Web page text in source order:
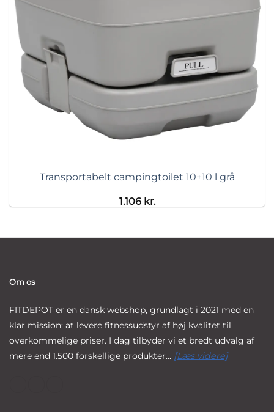
Transportabelt campingtoilet 10+10 l grå
1.106 kr.
Om os
FITDEPOT er en dansk webshop, grundlagt i 2021 med en
klar mission: at levere fitnessudstyr af høj kvalitet til
overkommelige priser. I dag tilbyder vi et bredt udvalg af
mere end 1.500 forskellige produkter... [Læs videre]